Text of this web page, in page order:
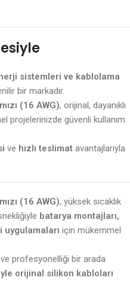
sistemleri ve kablolama
bir markadır.
(16 AWG), orijinal, dayanıklı
projelerinizde güvenli kullanım
ve hızlı teslimat avantajlarıyla
(16 AWG), yüksek sıcaklık
batarya montajları,
için mükemmel
ve profesyonelliği bir arada
orijinal silikon kabloları